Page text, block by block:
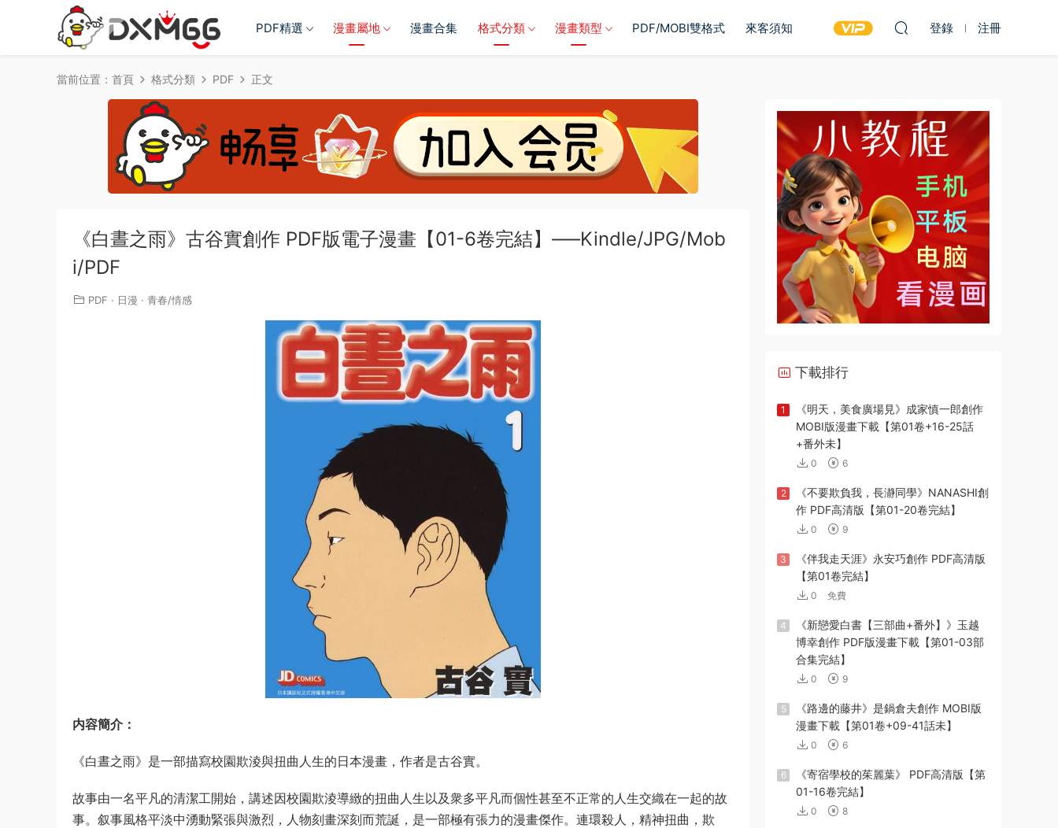
PDF精選 漫畫屬地 漫畫合集 格式分類 漫畫類型 PDF/MOBI雙格式 來客須知 登錄 注冊
當前位置： 首頁 格式分類 PDF 正文
《白晝之雨》古谷實創作 PDF版電子漫畫【01-6卷完結】—–Kindle/JPG/Mob
i/PDF
PDF · 日漫 · 青春/情感
内容簡介：
《白晝之雨》是一部描寫校園欺淩與扭曲人生的日本漫畫，作者是古谷實。
故事由一名平凡的清潔工開始，講述因校園欺淩導緻的扭曲人生以及衆多平凡而個性甚至不正常的人生交織在一起的故
事。叙事風格平淡中湧動緊張與激烈，人物刻畫深刻而荒誕，是一部極有張力的漫畫傑作。連環殺人，精神扭曲，欺
下載排行
1
《明天，美食廣場見》成家慎一郎創作
MOBI版漫畫下載【第01卷+16-25話
+番外未】
0 6
2
《不要欺負我，長瀞同學》NANASHI創
作 PDF高清版【第01-20卷完結】
0 9
3
《伴我走天涯》永安巧創作 PDF高清版
【第01卷完結】
0 免費
4
《新戀愛白書【三部曲+番外】》玉越
博幸創作 PDF版漫畫下載【第01-03部
合集完結】
0 9
5
《路邊的藤井》是鍋倉夫創作 MOBI版
漫畫下載【第01卷+09-41話未】
0 6
6
《寄宿學校的茱麗葉》 PDF高清版【第
01-16卷完結】
0 8